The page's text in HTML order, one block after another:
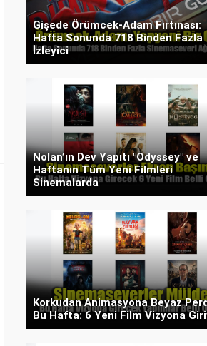
Gişede Örümcek-Adam Fırtınası:
Hafta Sonunda 718 Binden Fazla
İzleyici
Nolan’ın Dev Yapıtı "Odyssey" ve
Haftanın Tüm Yeni Filmleri
Sinemalarda
Korkudan Animasyona Beyaz
Bu Hafta: 6 Yeni Film Vizyona